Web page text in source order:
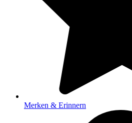
Merken & Erinnern